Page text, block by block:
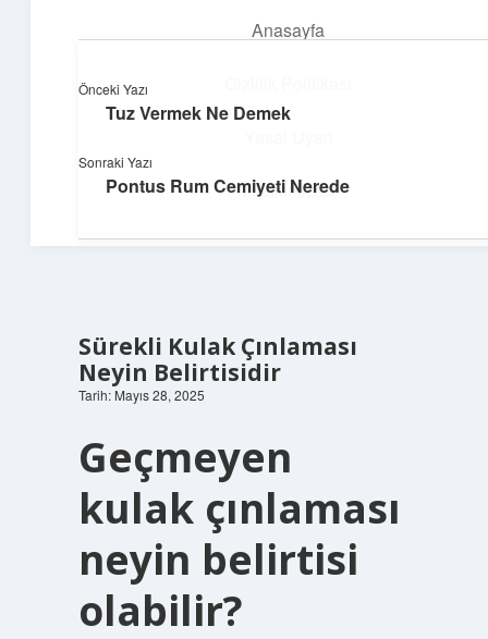
Anasayfa
Hakkımızda
Sürekli Kulak Çınlaması
Neyin Belirtisidir
Tarih: Mayıs 28, 2025
Geçmeyen
kulak çınlaması
neyin belirtisi
olabilir?
Önceki Yazı
Tuz Vermek Ne Demek
Sonraki Yazı
Pontus Rum Cemiyeti Nerede